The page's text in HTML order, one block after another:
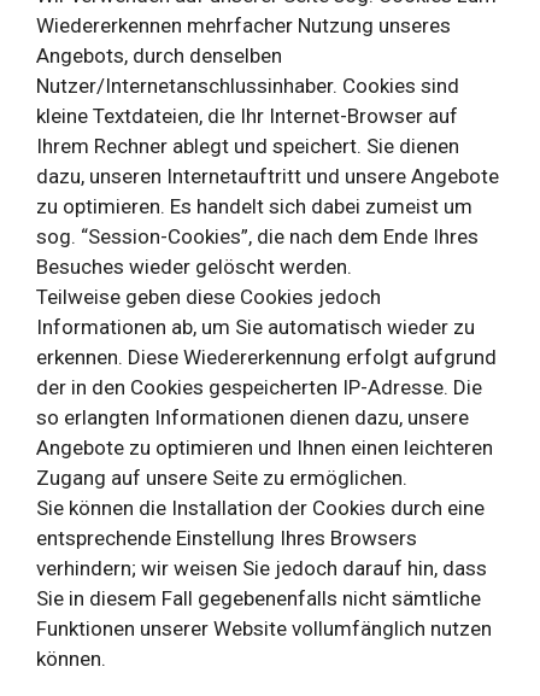
Wiedererkennen mehrfacher Nutzung unseres
Angebots, durch denselben
Nutzer/Internetanschlussinhaber. Cookies sind
kleine Textdateien, die Ihr Internet-Browser auf
Ihrem Rechner ablegt und speichert. Sie dienen
dazu, unseren Internetauftritt und unsere Angebote
zu optimieren. Es handelt sich dabei zumeist um
sog. “Session-Cookies”, die nach dem Ende Ihres
Besuches wieder gelöscht werden.
Teilweise geben diese Cookies jedoch
Informationen ab, um Sie automatisch wieder zu
erkennen. Diese Wiedererkennung erfolgt aufgrund
der in den Cookies gespeicherten IP-Adresse. Die
so erlangten Informationen dienen dazu, unsere
Angebote zu optimieren und Ihnen einen leichteren
Zugang auf unsere Seite zu ermöglichen.
Sie können die Installation der Cookies durch eine
entsprechende Einstellung Ihres Browsers
verhindern; wir weisen Sie jedoch darauf hin, dass
Sie in diesem Fall gegebenenfalls nicht sämtliche
Funktionen unserer Website vollumfänglich nutzen
können.